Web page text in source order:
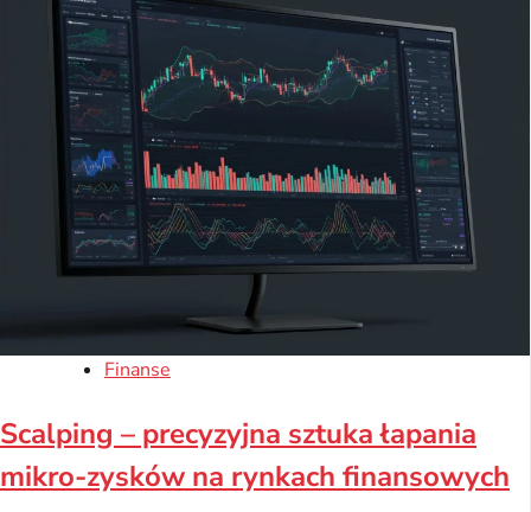
Finanse
Scalping – precyzyjna sztuka łapania
mikro-zysków na rynkach finansowych